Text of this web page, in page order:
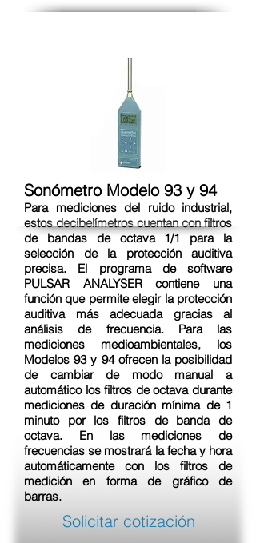
Sonómetro Modelo 93 y 94
Para mediciones del ruido industrial,
estos decibelímetros cuentan con filtros
de bandas de octava 1/1 para la
selección de la protección auditiva
precisa. El programa de software
PULSAR ANALYSER contiene una
función que permite elegir la protección
auditiva más adecuada gracias al
análisis de frecuencia. Para las
mediciones medioambientales, los
Modelos 93 y 94 ofrecen la posibilidad
de cambiar de modo manual a
automático los filtros de octava durante
mediciones de duración mínima de 1
minuto por los filtros de banda de
octava. En las mediciones de
frecuencias se mostrará la fecha y hora
automáticamente con los filtros de
medición en forma de gráfico de
barras.
Solicitar cotización